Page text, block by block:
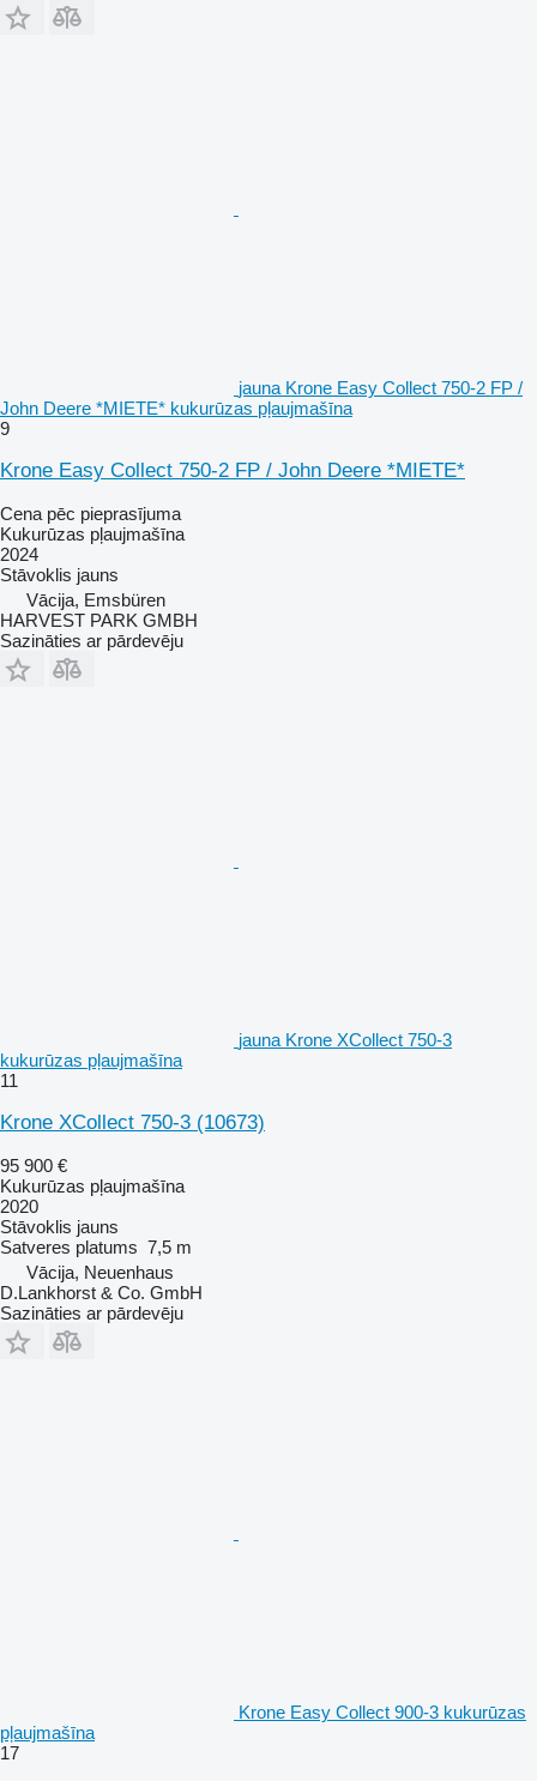
jauna Krone Easy Collect 750-2 FP /
John Deere *MIETE* kukurūzas pļaujmašīna
9
Krone Easy Collect 750-2 FP / John Deere *MIETE*
Cena pēc pieprasījuma
Kukurūzas pļaujmašīna
2024
Stāvoklis jauns
Vācija, Emsbüren
HARVEST PARK GMBH
Sazināties ar pārdevēju
jauna Krone XCollect 750-3
kukurūzas pļaujmašīna
11
Krone XCollect 750-3 (10673)
95 900 €
Kukurūzas pļaujmašīna
2020
Stāvoklis jauns
Satveres platums 7,5 m
Vācija, Neuenhaus
D.Lankhorst & Co. GmbH
Sazināties ar pārdevēju
Krone Easy Collect 900-3 kukurūzas
pļaujmašīna
17